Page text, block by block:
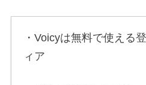
・Voicyは無料で使える
ィア